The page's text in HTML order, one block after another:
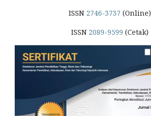
ISSN 2746-3737 (Online)
ISSN 2089-9599 (Cetak)